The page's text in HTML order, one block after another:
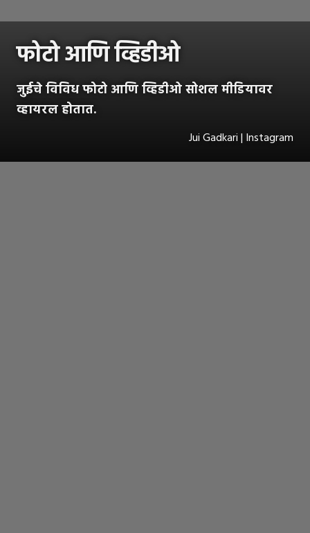
फोटो आणि व्हिडीओ
जुईचे विविध फोटो आणि व्हिडीओ सोशल मीडियावर
व्हायरल होतात.
Jui Gadkari | Instagram